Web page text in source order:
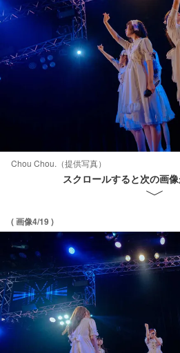
Chou Chou.（提供写真）
スクロールすると次の画
( 画像4/19 )